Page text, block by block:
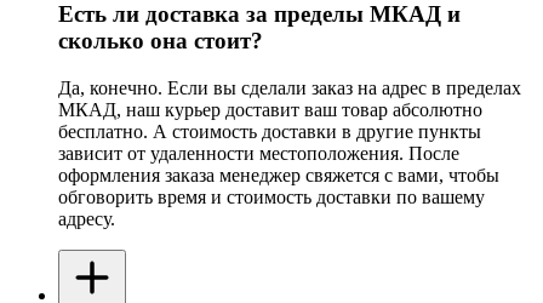
Есть ли доставка за пределы МКАД и
сколько она стоит?
Да, конечно. Если вы сделали заказ на адрес в пределах
МКАД, наш курьер доставит ваш товар абсолютно
бесплатно. А стоимость доставки в другие пункты
зависит от удаленности местоположения. После
оформления заказа менеджер свяжется с вами, чтобы
обговорить время и стоимость доставки по вашему
адресу.